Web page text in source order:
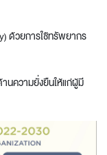
ด้วยการใช้ทรัพยากร
านความยั่งยืนให้แก่ผู้มี